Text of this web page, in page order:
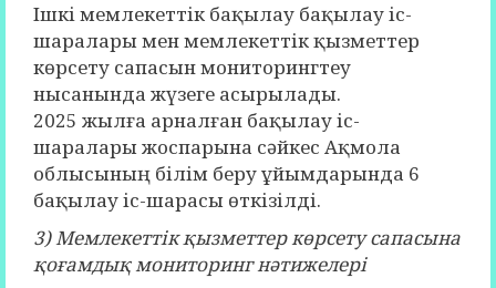
Ішкі мемлекеттік бақылау бақылау іс-
шаралары мен мемлекеттік қызметтер
көрсету сапасын мониторингтеу
нысанында жүзеге асырылады.
2025 жылға арналған бақылау іс-
шаралары жоспарына сәйкес Ақмола
облысының білім беру ұйымдарында 6
бақылау іс-шарасы өткізілді.
3) Мемлекеттік қызметтер көрсету сапасына
қоғамдық мониторинг нәтижелері